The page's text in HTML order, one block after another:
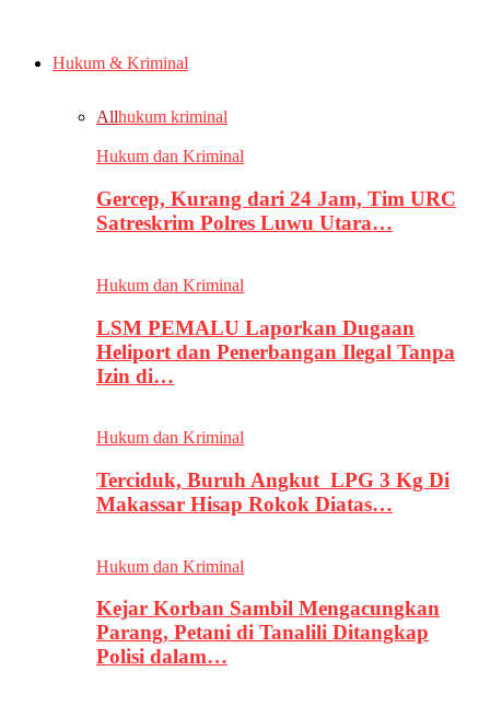
Hukum & Kriminal
Allhukum kriminal
Hukum dan Kriminal
Gercep, Kurang dari 24 Jam, Tim URC
Satreskrim Polres Luwu Utara…
Hukum dan Kriminal
LSM PEMALU Laporkan Dugaan
Heliport dan Penerbangan Ilegal Tanpa
Izin di…
Hukum dan Kriminal
Terciduk, Buruh Angkut LPG 3 Kg Di
Makassar Hisap Rokok Diatas…
Hukum dan Kriminal
Kejar Korban Sambil Mengacungkan
Parang, Petani di Tanalili Ditangkap
Polisi dalam…